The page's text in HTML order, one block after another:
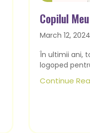
Copilul
March 12, 2024
În ultimii ani,
logoped
Continue